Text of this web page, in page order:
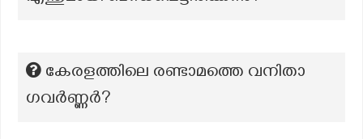
കേരളത്തിലെ രണ്ടാമത്തെ വനിതാ
ഗവർണ്ണർ?